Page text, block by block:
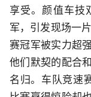
享受。颜值车技
军，引发现场一
赛冠军被实力超
他们默契的配合
名归。车队竞速